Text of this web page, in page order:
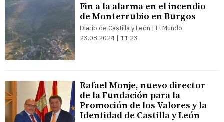
Fin a la alarma en el incendio
de Monterrubio en Burgos
Diario de Castilla y León | El Mundo
23.08.2024 | 11:23
Rafael Monje, nuevo director
de la Fundación para la
Promoción de los Valores y la
Identidad de Castilla y León